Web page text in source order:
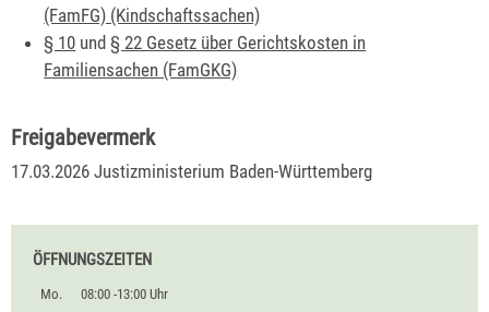
(FamFG) (Kindschaftssachen)
§ 10 und§ 22 Gesetz über Gerichtskosten in
Familiensachen (FamGKG)
Freigabevermerk
17.03.2026 Justizministerium Baden-Württemberg
ÖFFNUNGSZEITEN
Mo.
08:00 -13:00 Uhr